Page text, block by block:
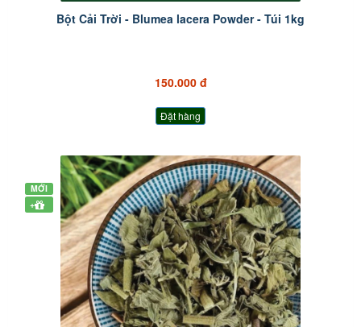
Bột Cải Trời - Blumea lacera Powder - Túi 1kg
150.000 đ
Đặt hàng
MỚI
+